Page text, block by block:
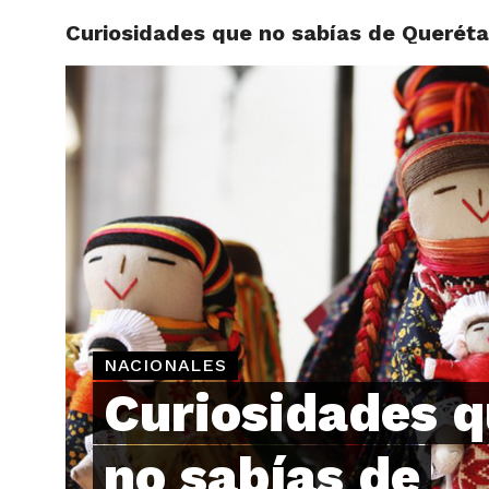
Curiosidades que no sabías de
NACIONALES
Curiosidades